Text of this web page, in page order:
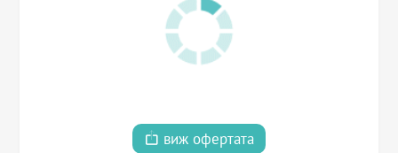
виж офертата